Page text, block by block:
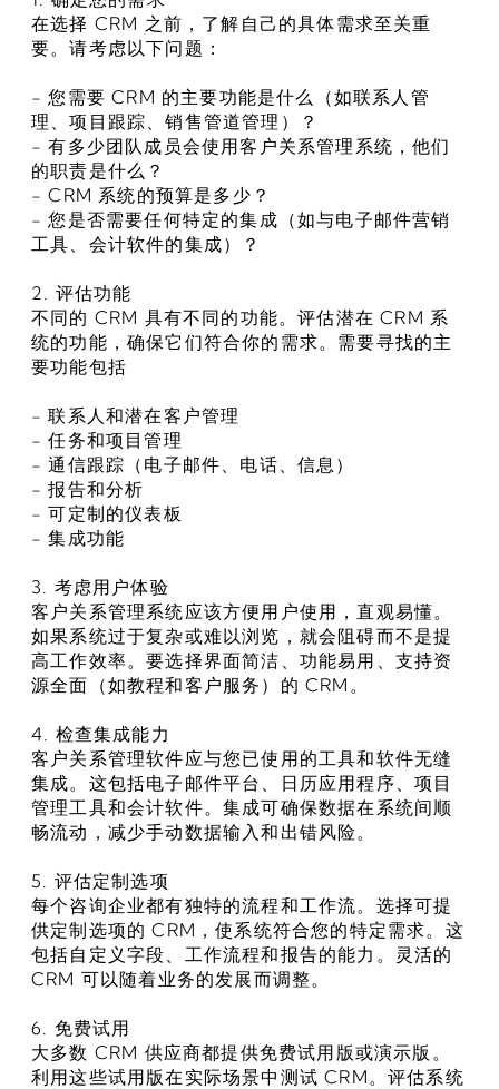
在选择 CRM 之前，了解自己的具体需求至关重
要。请考虑以下问题：
- 您需要 CRM 的主要功能是什么（如联系人管
理、项目跟踪、销售管道管理）？
- 有多少团队成员会使用客户关系管理系统，他们
的职责是什么？
- CRM 系统的预算是多少？
- 您是否需要任何特定的集成（如与电子邮件营销
工具、会计软件的集成）？
2. 评估功能
不同的 CRM 具有不同的功能。评估潜在 CRM 系
统的功能，确保它们符合你的需求。需要寻找的主
要功能包括
- 联系人和潜在客户管理
- 任务和项目管理
- 通信跟踪（电子邮件、电话、信息）
- 报告和分析
- 可定制的仪表板
- 集成功能
3. 考虑用户体验
客户关系管理系统应该方便用户使用，直观易懂。
如果系统过于复杂或难以浏览，就会阻碍而不是提
高工作效率。要选择界面简洁、功能易用、支持资
源全面（如教程和客户服务）的 CRM。
4. 检查集成能力
客户关系管理软件应与您已使用的工具和软件无缝
集成。这包括电子邮件平台、日历应用程序、项目
管理工具和会计软件。集成可确保数据在系统间顺
畅流动，减少手动数据输入和出错风险。
5. 评估定制选项
每个咨询企业都有独特的流程和工作流。选择可提
供定制选项的 CRM，使系统符合您的特定需求。这
包括自定义字段、工作流程和报告的能力。灵活的
CRM 可以随着业务的发展而调整。
6. 免费试用
大多数 CRM 供应商都提供免费试用版或演示版。
利用这些试用版在实际场景中测试 CRM。评估系统